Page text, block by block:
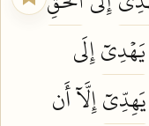
يَهۡدِيٓإِلَى
يَهِدِّيٓإِلَّآ أَن